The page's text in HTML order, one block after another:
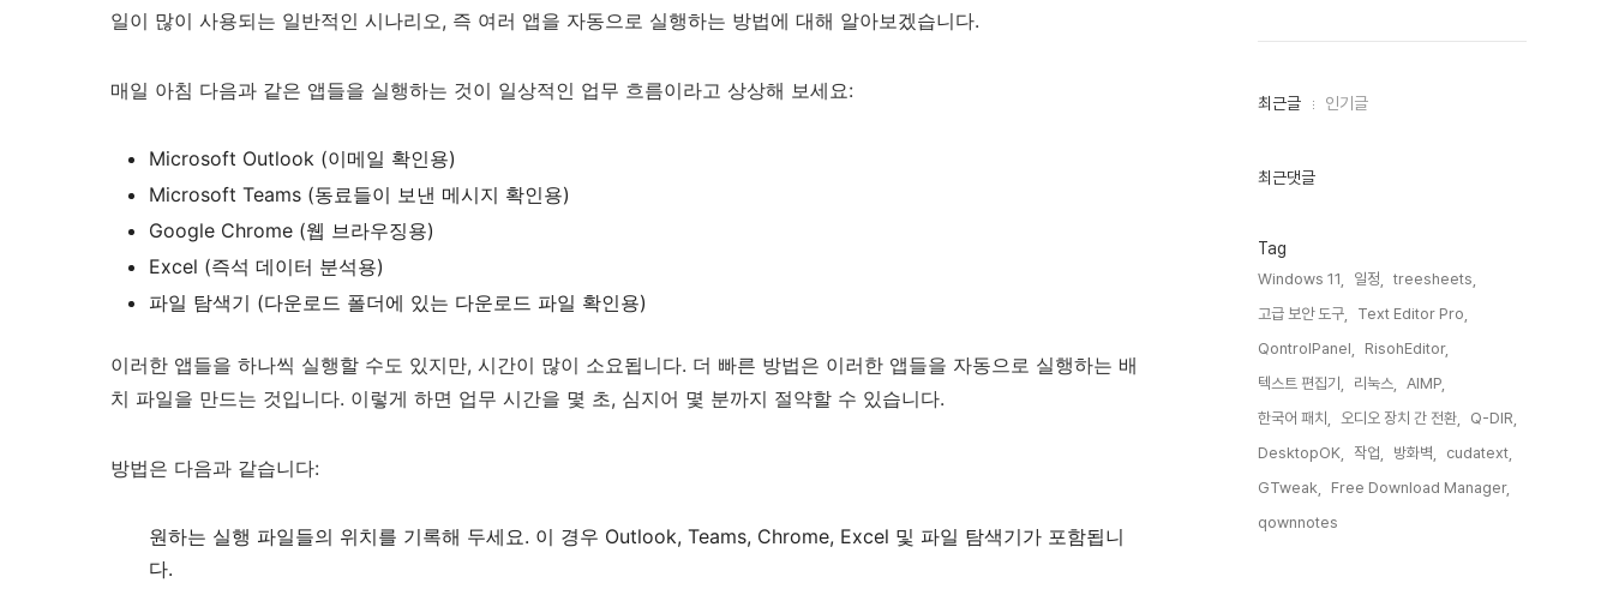
일이 많이 사용되는 일반적인 시나리오, 즉 여러 앱을 자동으로 실행하는 방법에 대해 알아보겠습니다.
매일 아침 다음과 같은 앱들을 실행하는 것이 일상적인 업무 흐름이라고 상상해 보세요:
Microsoft Outlook (이메일 확인용)
Microsoft Teams (동료들이 보낸 메시지 확인용)
Google Chrome (웹 브라우징용)
Excel (즉석 데이터 분석용)
파일 탐색기 (다운로드 폴더에 있는 다운로드 파일 확인용)
이러한 앱들을 하나씩 실행할 수도 있지만, 시간이 많이 소요됩니다. 더 빠른 방법은 이러한 앱들을 자동으로 실행하는 배
치 파일을 만드는 것입니다. 이렇게 하면 업무 시간을 몇 초, 심지어 몇 분까지 절약할 수 있습니다.
방법은 다음과 같습니다:
원하는 실행 파일들의 위치를 ​​기록해 두세요. 이 경우 Outlook, Teams, Chrome, Excel 및 파일 탐색기가 포함됩니
다.
최
인
최근글 인기글
최근댓글
Tag
Windows 11, 일정,
treesheets,
고급 보안 도구,
Text Editor Pro,
QontrolPanel,
RisohEditor,
텍스트 편집기,
리눅스,
AIMP,
한국어 패치,
오디오 장치 간 전환,
Q-DIR,
DesktopOK,
작업, 방화벽,
cudatext,
GTweak,
Free Download Manager,
qownnotes,